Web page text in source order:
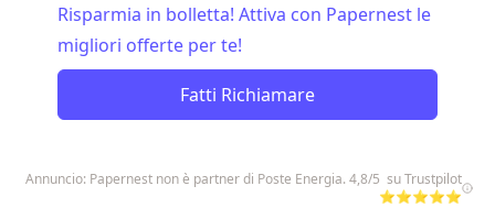
Risparmia in bolletta! Attiva con Papernest le
migliori offerte per te!
Fatti Richiamare
Annuncio: Papernest non è partner di Poste Energia. 4,8/5 su Trustpilot
⭐⭐⭐⭐⭐